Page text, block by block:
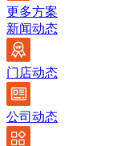
更多方案
新闻动态
门店动态
公司动态